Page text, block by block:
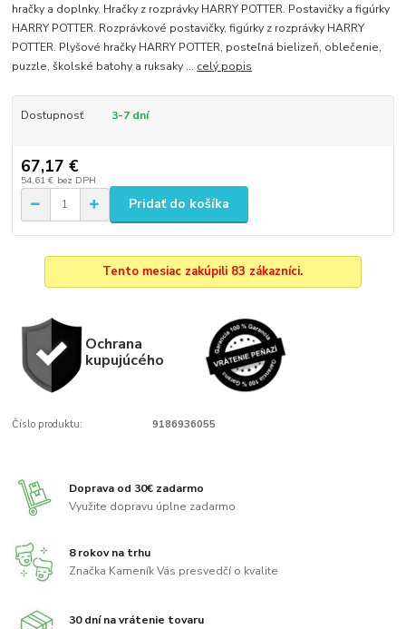
hračky a doplnky. Hračky z rozprávky HARRY POTTER. Postavičky a figúrky
HARRY POTTER. Rozprávkové postavičky, figúrky z rozprávky HARRY
POTTER. Plyšové hračky HARRY POTTER, posteľná bielizeň, oblečenie,
puzzle, školské batohy a ruksaky ... celý popis
Dostupnosť 3-7 dní
67,17 €
54,61 € bez DPH
Pridať do košíka
Tento mesiac zakúpili 83 zákazníci.
Ochrana
kupujúcého
Číslo produktu: 9186936055
Doprava od 30€ zadarmo
Využite dopravu úplne zadarmo
8 rokov na trhu
Značka Kameník Vás presvedčí o kvalite
30 dní na vrátenie tovaru